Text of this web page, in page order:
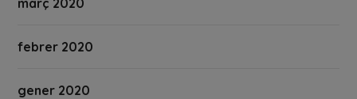
febrer 2020
gener 2020